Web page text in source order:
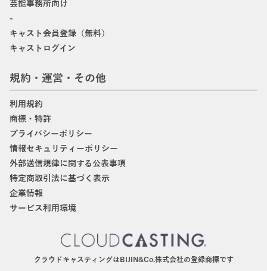
芸能事務所向け
-
キャスト会員登録（無料）
キャストログイン
規約・運営・その他
利用規約
商標・特許
プライバシーポリシー
情報セキュリティーポリシー
外部送信規律に関する公表事項
特定商取引法に基づく表示
企業情報
サービス利用環境
クラウドキャスティングはBIJIN&Co.株式会社の登録商標です